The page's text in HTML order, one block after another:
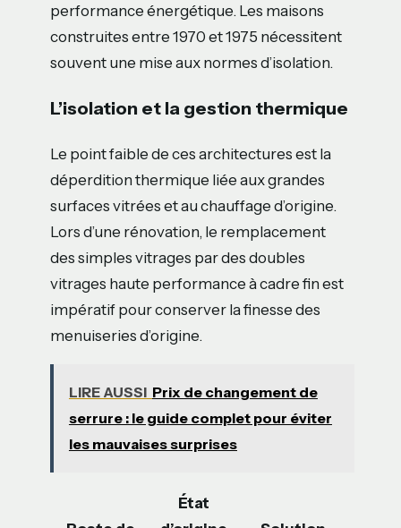
performance énergétique. Les maisons
construites entre 1970 et 1975 nécessitent
souvent une mise aux normes d’isolation.
L’isolation et la gestion thermique
Le point faible de ces architectures est la
déperdition thermique liée aux grandes
surfaces vitrées et au chauffage d’origine.
Lors d’une rénovation, le remplacement
des simples vitrages par des doubles
vitrages haute performance à cadre fin est
impératif pour conserver la finesse des
menuiseries d’origine.
LIRE AUSSI Prix de changement de
serrure : le guide complet pour éviter
les mauvaises surprises
État